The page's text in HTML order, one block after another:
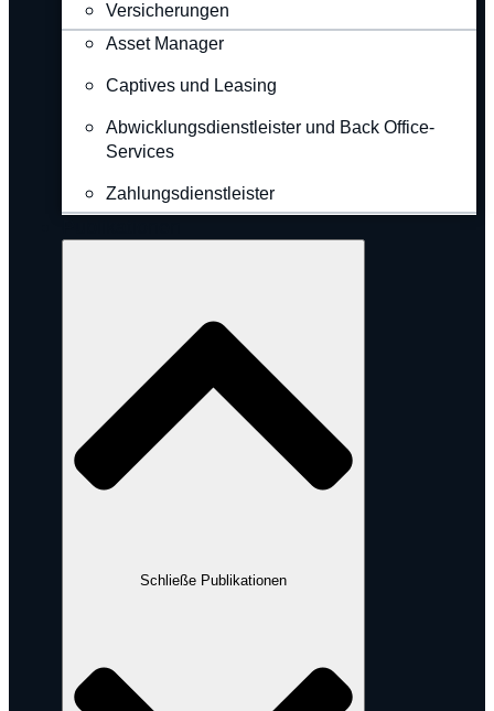
Versicherungen
Asset Manager
Captives und Leasing
Abwicklungsdienstleister und Back Office-
Services
Zahlungsdienstleister
Schließe Publikationen